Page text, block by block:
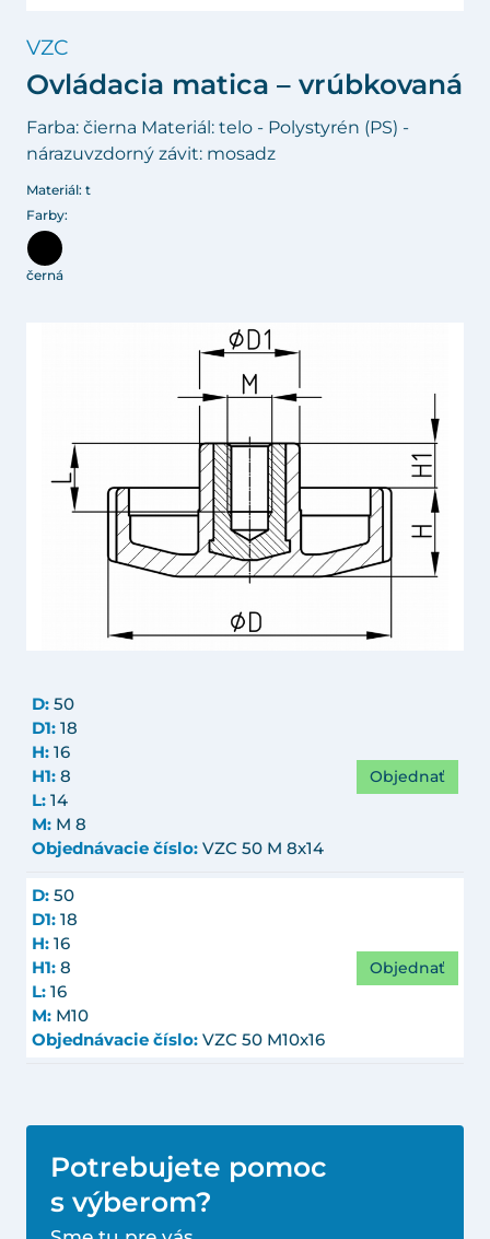
VZC
Ovládacia matica – vrúbkovaná
Farba: čierna Materiál: telo - Polystyrén (PS) -
nárazuvzdorný závit: mosadz
Materiál: t
Farby:
černá
D: 50
D1: 18
H: 16
H1: 8
L: 14
M: M 8
Objednávacie číslo: VZC 50 M 8x14
Objednať
D: 50
D1: 18
H: 16
H1: 8
L: 16
M: M10
Objednávacie číslo: VZC 50 M10x16
Objednať
Potrebujete pomoc
s výberom?